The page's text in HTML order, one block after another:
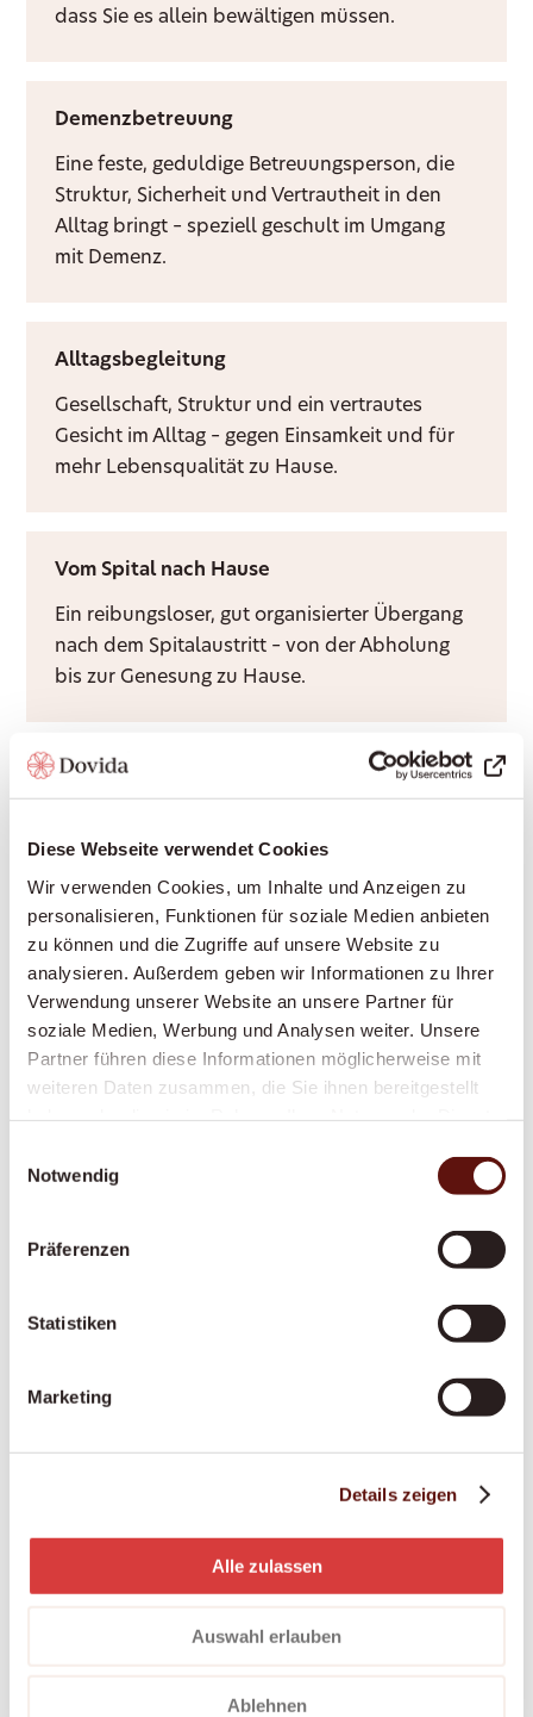
Diese Webseite verwendet Cookies
Wir verwenden Cookies, um Inhalte und Anzeigen zu
personalisieren, Funktionen für soziale Medien anbieten
zu können und die Zugriffe auf unsere Website zu
analysieren. Außerdem geben wir Informationen zu Ihrer
Verwendung unserer Website an unsere Partner für
soziale Medien, Werbung und Analysen weiter. Unsere
Partner führen diese Informationen möglicherweise mit
weiteren Daten zusammen, die Sie ihnen bereitgestellt
Notwendig
Präferenzen
Statistiken
Marketing
Details zeigen
Alle zulassen
Auswahl erlauben
Ablehnen
dass Sie es allein bewältigen müssen.
Demenzbetreuung
Eine feste, geduldige Betreuungsperson, die
Struktur, Sicherheit und Vertrautheit in den
Alltag bringt – speziell geschult im Umgang
mit Demenz.
Alltagsbegleitung
Gesellschaft, Struktur und ein vertrautes
Gesicht im Alltag – gegen Einsamkeit und für
mehr Lebensqualität zu Hause.
Vom Spital nach Hause
Ein reibungsloser, gut organisierter Übergang
nach dem Spitalaustritt – von der Abholung
bis zur Genesung zu Hause.
durch Rufbereitschaft oder aktive Sitzwache,
ganz nach Bedarf.
Grundpflege
Würdevolle Unterstützung bei Körperpflege
und Mobilität, durch Krankenkassen
anerkannt – damit Sie sich sicher und
Anstellung, Ausbildung und Unterstützung an
enger Zusammenarbeit mit Palliative-Care-